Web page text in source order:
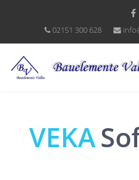
02151 300 628
VEKA